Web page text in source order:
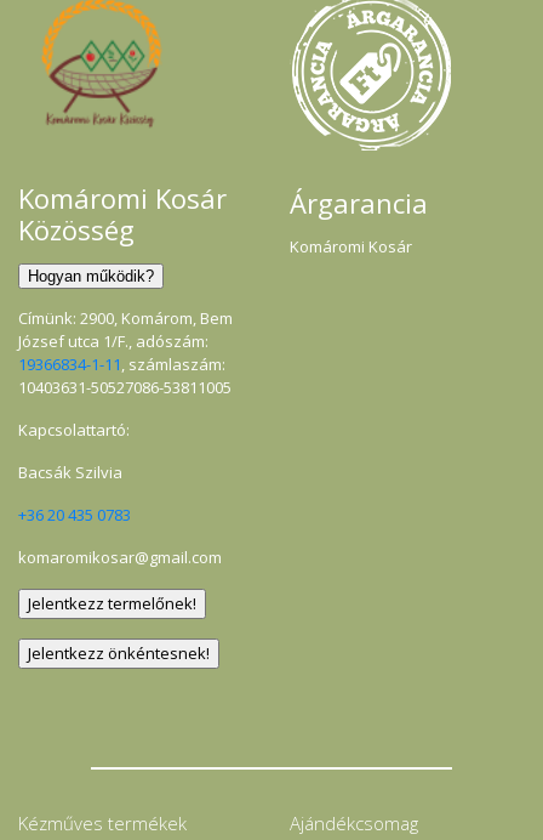
Komáromi Kosár
Közösség
Címünk: 2900, Komárom, Bem
József utca 1/F., adószám:
19366834-1-11, számlaszám:
10403631-50527086-53811005
Kapcsolattartó:
Bacsák Szilvia
+36 20 435 0783
komaromikosar@gmail.com
Árgarancia
Komáromi Kosár
Kézműves termékek
Ajándékcsomag